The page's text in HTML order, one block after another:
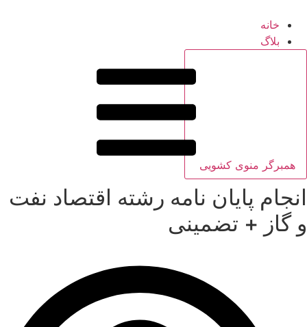
خانه
بلاگ
همبرگر منوی کشویی
انجام پایان نامه رشته اقتصاد نفت
و گاز + تضمینی